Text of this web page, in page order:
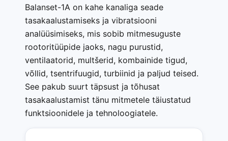
Balanset-1A on kahe kanaliga seade
tasakaalustamiseks ja vibratsiooni
analüüsimiseks, mis sobib mitmesuguste
rootoritüüpide jaoks, nagu purustid,
ventilaatorid, multšerid, kombainide tigud,
võllid, tsentrifuugid, turbiinid ja paljud teised.
See pakub suurt täpsust ja tõhusat
tasakaalustamist tänu mitmetele täiustatud
funktsioonidele ja tehnoloogiatele.